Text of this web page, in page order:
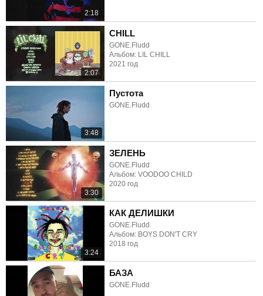
2:18
2:07
CHILL
GONE.Fludd
Альбом: LIL CHILL
2021 год
3:48
Пустота
GONE.Fludd
3:30
ЗЕЛЕНЬ
GONE.Fludd
Альбом: VOODOO CHILD
2020 год
3:24
КАК ДЕЛИШКИ
GONE.Fludd
Альбом: BOYS DON'T CRY
2018 год
БАЗА
GONE.Fludd